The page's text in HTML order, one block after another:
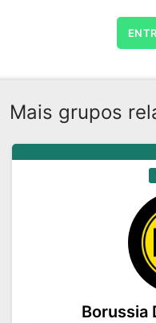
Mais grupos
Borussia